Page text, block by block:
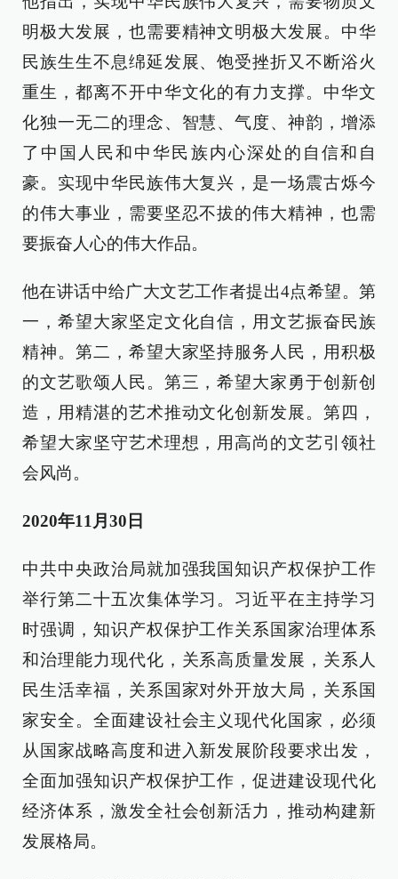
明极大发展，也需要精神文明极大发展。中华
民族生生不息绵延发展、饱受挫折又不断浴火
重生，都离不开中华文化的有力支撑。中华文
化独一无二的理念、智慧、气度、神韵，增添
了中国人民和中华民族内心深处的自信和自
豪。实现中华民族伟大复兴，是一场震古烁今
的伟大事业，需要坚忍不拔的伟大精神，也需
要振奋人心的伟大作品。
他在讲话中给广大文艺工作者提出4点希望。第
一，希望大家坚定文化自信，用文艺振奋民族
精神。第二，希望大家坚持服务人民，用积极
的文艺歌颂人民。第三，希望大家勇于创新创
造，用精湛的艺术推动文化创新发展。第四，
希望大家坚守艺术理想，用高尚的文艺引领社
会风尚。
2020年11月30日
中共中央政治局就加强我国知识产权保护工作
举行第二十五次集体学习。习近平在主持学习
时强调，知识产权保护工作关系国家治理体系
和治理能力现代化，关系高质量发展，关系人
民生活幸福，关系国家对外开放大局，关系国
家安全。全面建设社会主义现代化国家，必须
从国家战略高度和进入新发展阶段要求出发，
全面加强知识产权保护工作，促进建设现代化
经济体系，激发全社会创新活力，推动构建新
发展格局。